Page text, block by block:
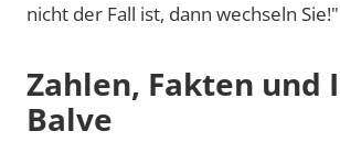
nicht der Fall ist, dann wechseln Sie!"
Zahlen, Fakten und
Balve